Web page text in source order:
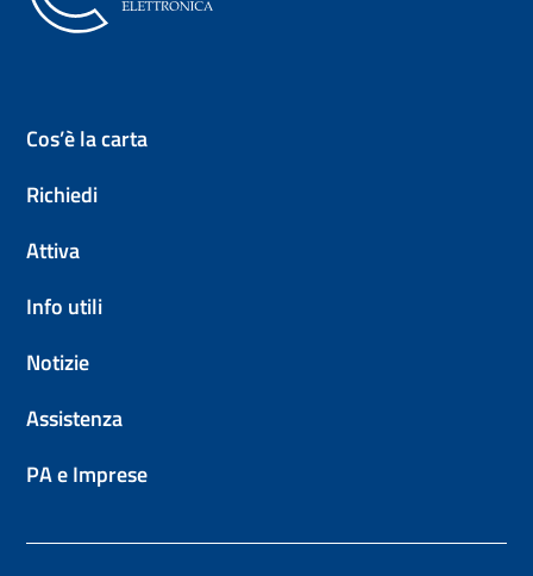
Cos’è la carta
Richiedi
Attiva
Info utili
Notizie
Assistenza
PA e Imprese